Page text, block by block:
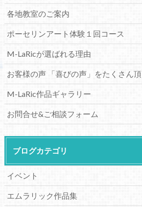
各地教室のご案内
ポーセリンアート体験１回コース
M-LaRicが選ばれる理由
お客様の声 「喜びの声」をたくさん頂
M-LaRic作品ギャラリー
お問合せ&ご相談フォーム
ブログカテゴリ
イベント
エムラリック作品集